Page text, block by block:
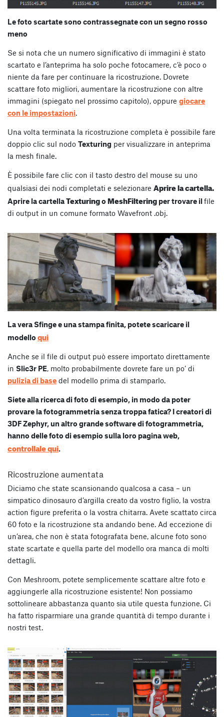
Le foto scartate sono contrassegnate con un segno rosso
meno
Se si nota che un numero significativo di immagini è stato
scartato e l’anteprima ha solo poche fotocamere, c’è poco o
niente da fare per continuare la ricostruzione. Dovrete
scattare foto migliori, aumentare la ricostruzione con altre
immagini (spiegato nel prossimo capitolo), oppure giocare
con le impostazioni.
Una volta terminata la ricostruzione completa è possibile fare
doppio clic sul nodo Texturing per visualizzare in anteprima
la mesh finale.
È possibile fare clic con il tasto destro del mouse su uno
qualsiasi dei nodi completati e selezionare Aprire la cartella.
Aprire la cartellaTexturingo MeshFiltering per trovare ilfile
di output in un comune formato Wavefront .obj.
La vera Sfinge e una stampa finita, potete scaricare il
modello qui
Anche se il file di output può essere importato direttamente
in Slic3r PE, molto probabilmente dovrete fare un po’ di
pulizia di base del modello prima di stamparlo.
Siete alla ricerca di foto di esempio, in modo da poter
provare la fotogrammetria senza troppa fatica? I creatori di
3DF Zephyr, un altro grande software di fotogrammetria,
hanno delle foto di esempio sulla loro pagina web,
controllale qui.
Ricostruzione aumentata
Diciamo che state scansionando qualcosa a casa – un
simpatico dinosauro d’argilla creato da vostro figlio, la vostra
action figure preferita o la vostra chitarra. Avete scattato circa
60 foto e la ricostruzione sta andando bene. Ad eccezione di
un’area, che non è stata fotografata bene, alcune foto sono
state scartate e quella parte del modello ora manca di molti
dettagli.
Con Meshroom, potete semplicemente scattare altre foto e
aggiungerle alla ricostruzione esistente! Non possiamo
sottolineare abbastanza quanto sia utile questa funzione. Ci
ha fatto risparmiare una grande quantità di tempo durante i
nostri test.